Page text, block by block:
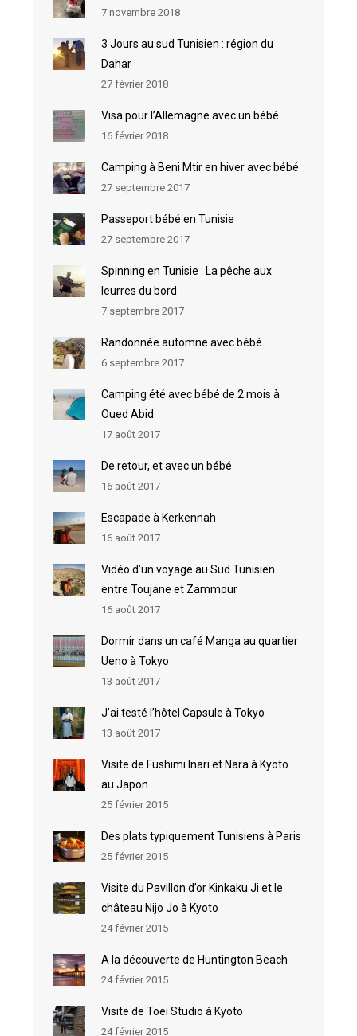
7 novembre 2018
3 Jours au sud Tunisien : région du
Dahar
27 février 2018
Visa pour l’Allemagne avec un bébé
16 février 2018
Camping à Beni Mtir en hiver avec bébé
27 septembre 2017
Passeport bébé en Tunisie
27 septembre 2017
Spinning en Tunisie : La pêche aux
leurres du bord
7 septembre 2017
Randonnée automne avec bébé
6 septembre 2017
Camping été avec bébé de 2 mois à
Oued Abid
17 août 2017
De retour, et avec un bébé
16 août 2017
Escapade à Kerkennah
16 août 2017
Vidéo d’un voyage au Sud Tunisien
entre Toujane et Zammour
16 août 2017
Dormir dans un café Manga au quartier
Ueno à Tokyo
13 août 2017
J’ai testé l’hôtel Capsule à Tokyo
13 août 2017
Visite de Fushimi Inari et Nara à Kyoto
au Japon
25 février 2015
Des plats typiquement Tunisiens à Paris
25 février 2015
Visite du Pavillon d’or Kinkaku Ji et le
château Nijo Jo à Kyoto
24 février 2015
A la découverte de Huntington Beach
24 février 2015
Visite de Toei Studio à Kyoto
24 février 2015